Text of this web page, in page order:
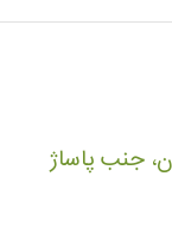
جنب پاساژ